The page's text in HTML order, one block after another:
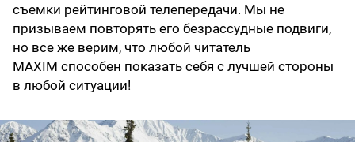
съемки рейтинговой телепередачи. Мы не
призываем повторять его безрассудные подвиги,
но все же верим, что любой читатель
MAXIM способен показать себя с лучшей стороны
в любой ситуации!